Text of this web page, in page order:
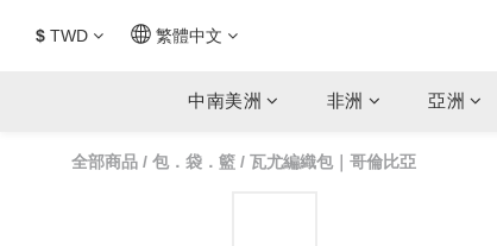
$ TWD 繁體中文
中南美洲 非洲 亞洲
全部商品 / 包．袋．籃 / 瓦尤編織包｜哥倫比亞